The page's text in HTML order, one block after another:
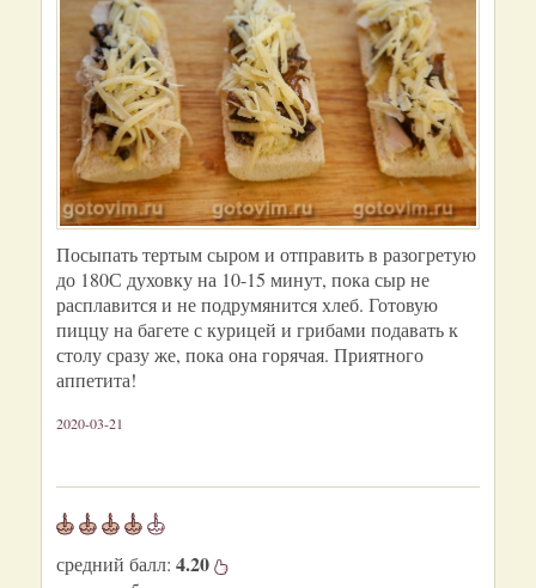
Посыпать тертым сыром и отправить в разогретую
до 180С духовку на 10-15 минут, пока сыр не
расплавится и не подрумянится хлеб. Готовую
пиццу на багете с курицей и грибами подавать к
столу сразу же, пока она горячая. Приятного
аппетита!
2020-03-21
средний балл: 4.20